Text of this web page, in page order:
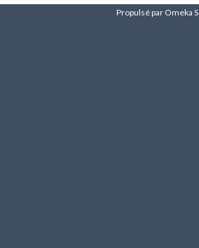
Propulsé par Omeka S